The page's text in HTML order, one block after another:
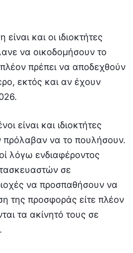
και οι ιδιοκτήτες
να οικοδομήσουν το
πλέον πρέπει να αποδεχθούν
εκτός και αν έχουν
είναι και ιδιοκτήτες
πρόλαβαν να το πουλήσουν.
λόγω ενδιαφέροντος
σε
να προσπαθήσουν να
της προσφοράς είτε πλέον
τα ακίνητό τους σε